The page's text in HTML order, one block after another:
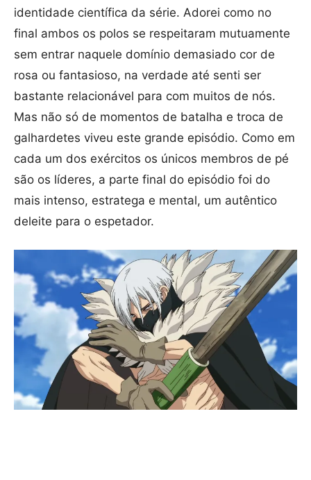
identidade científica da série. Adorei como no
final ambos os polos se respeitaram mutuamente
sem entrar naquele domínio demasiado cor de
rosa ou fantasioso, na verdade até senti ser
bastante relacionável para com muitos de nós.
Mas não só de momentos de batalha e troca de
galhardetes viveu este grande episódio. Como em
cada um dos exércitos os únicos membros de pé
são os líderes, a parte final do episódio foi do
mais intenso, estratega e mental, um autêntico
deleite para o espetador.